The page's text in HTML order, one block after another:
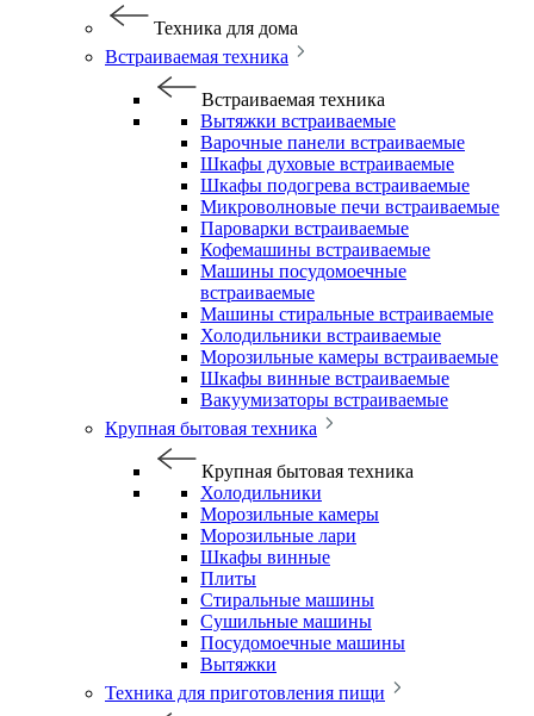
Техника для дома
Встраиваемая техника
Встраиваемая техника
Вытяжки встраиваемые
Варочные панели встраиваемые
Шкафы духовые встраиваемые
Шкафы подогрева встраиваемые
Микроволновые печи встраиваемые
Пароварки встраиваемые
Кофемашины встраиваемые
Машины посудомоечные
встраиваемые
Машины стиральные встраиваемые
Холодильники встраиваемые
Морозильные камеры встраиваемые
Шкафы винные встраиваемые
Вакуумизаторы встраиваемые
Крупная бытовая техника
Крупная бытовая техника
Холодильники
Морозильные камеры
Морозильные лари
Шкафы винные
Плиты
Стиральные машины
Сушильные машины
Посудомоечные машины
Вытяжки
Техника для приготовления пищи